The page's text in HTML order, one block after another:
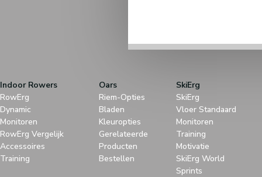
Indoor Rowers
RowErg
Dynamic
Monitoren
RowErg Vergelijk
Accessoires
Training
Oars
Riem-Opties
Bladen
Kleuropties
Gerelateerde
Producten
Bestellen
SkiErg
SkiErg
Vloer Standaard
Monitoren
Training
Motivatie
SkiErg World
Sprints